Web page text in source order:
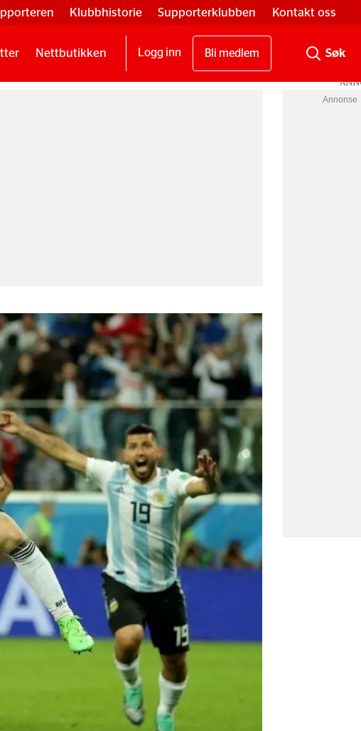
Klubbhistorie Supporterklubben Kontakt oss
Nettbutikken Logg inn Bli medlem
Annonse